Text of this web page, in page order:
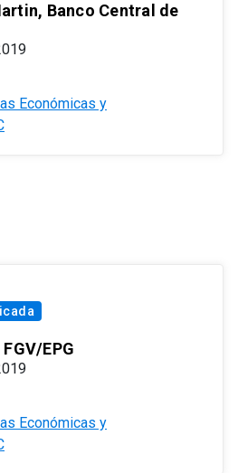
Banco Central de
Económicas y
EPG
Económicas y